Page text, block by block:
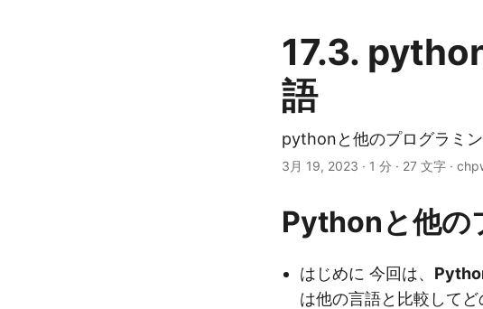
17.3.
語
pythonと他のプログラミ
3月 19, 2023 · 1 分 · 27 文字 ·
Pythonと他の
はじめに 今回は、
は他の言語と比較して